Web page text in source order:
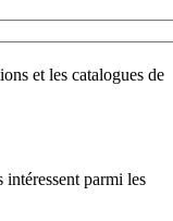
et les catalogues de
parmi les